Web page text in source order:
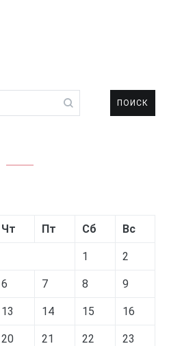
Чт Пт Сб Вс
1 2
6 7 8 9
13 14 15 16
20 21 22 23